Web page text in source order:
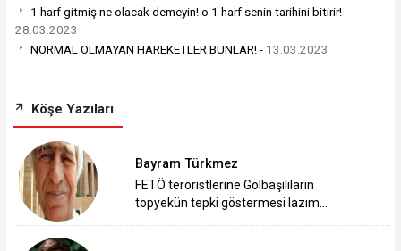
1 harf gitmiş ne olacak demeyin! o 1 harf senin tarihini bitirir! -
28.03.2023
NORMAL OLMAYAN HAREKETLER BUNLAR! - 13.03.2023
Köşe Yazıları
Bayram Türkmez
FETÖ teröristlerine Gölbaşılıların
topyekün tepki göstermesi lazım…